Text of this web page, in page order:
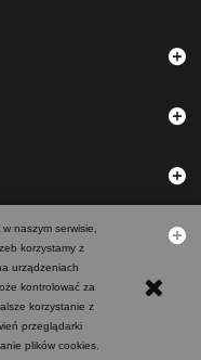
naszym serwisie,
korzystamy z
urządzeniach
kontrolować za
korzystanie z
przeglądarki
plików cookies.